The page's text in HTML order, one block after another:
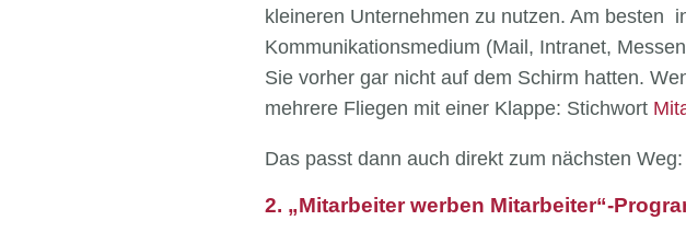
kleineren Unternehmen zu nutzen. Am besten
Kommunikationsmedium (Mail, Intranet,
Sie vorher gar nicht auf dem Schirm hatten.
mehrere Fliegen mit einer Klappe: Stichwort
Das passt dann auch direkt zum nächsten Weg:
2. „Mitarbeiter werben Mitarbeiter“-